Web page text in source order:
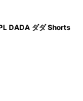
DADA ダダ Shorts